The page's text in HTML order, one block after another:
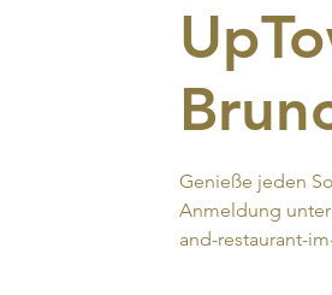
Genieße jeden
Anmeldung
and-restaurant-